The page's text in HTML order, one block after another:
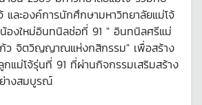
และองค์การนักศึกษามหาวิทยาลัยแม่โจ้
งใหม่อินทนิลช่อที่ 91 " อินทนิลศรีแม่
ก้ว จิตวิญญาณแห่งกสิกรรม" เพื่อสร้าง
แม่โจ้รุ่นที่ 91 ที่ผ่านกิจกรรมเสริมสร้าง
างสมบูรณ์